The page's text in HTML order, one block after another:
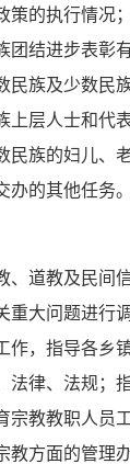
的执行情况；
团结进步表彰
民族及少数民
层人士和代
族的妇儿、
办的其他任务。
、道教及民间
重大问题进行
作，指导各乡
法律、法规；
宗教教职人员
教方面的管理